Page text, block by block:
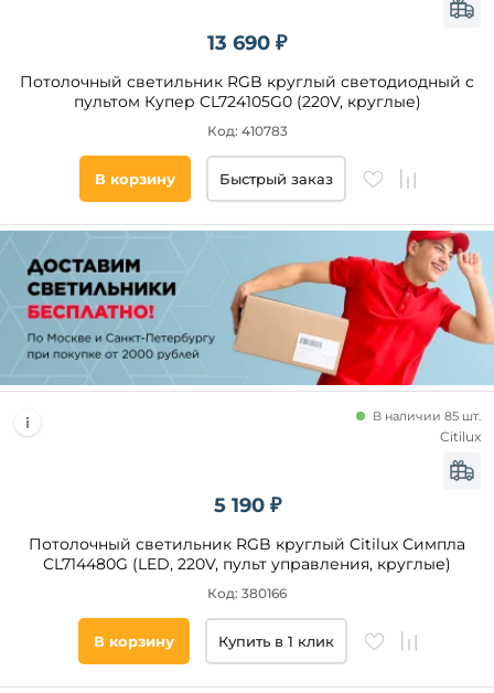
13 690 ₽
Потолочный светильник RGB круглый светодиодный с
пультом Купер CL724105G0 (220V, круглые)
Код: 410783
В корзину Быстрый заказ
5 190 ₽
Потолочный светильник RGB круглый Citilux Симпла
CL714480G (LED, 220V, пульт управления, круглые)
В наличии 85 шт.
Код: 380166
Citilux
В корзину Купить в 1 клик